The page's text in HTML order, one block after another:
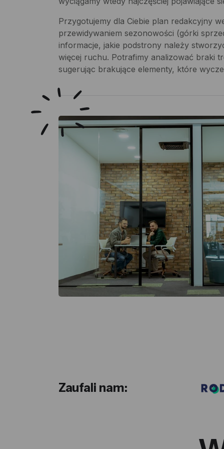
Przygotujemy dla Ciebie plan redakcyjny
przewidywaniem sezonowości (górki
informacje, jakie podstrony należy
więcej ruchu. Potrafimy analizować braki
sugerując brakujące elementy, które
Zaufali nam: